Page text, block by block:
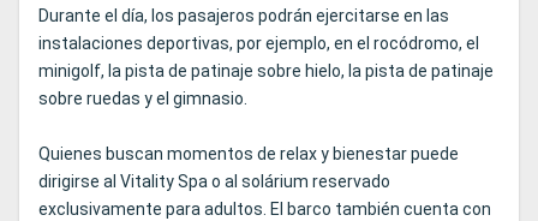
Durante el día, los pasajeros podrán ejercitarse en las
instalaciones deportivas, por ejemplo, en el rocódromo, el
minigolf, la pista de patinaje sobre hielo, la pista de patinaje
sobre ruedas y el gimnasio.
Quienes buscan momentos de relax y bienestar puede
dirigirse al Vitality Spa o al solárium reservado
exclusivamente para adultos. El barco también cuenta con